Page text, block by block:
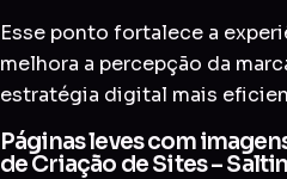
Esse ponto fortalece a
melhora a percepção da
estratégia digital mais
Páginas leves com
de Criação de Sites –